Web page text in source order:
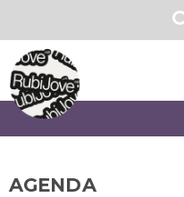
contingut
AGENDA